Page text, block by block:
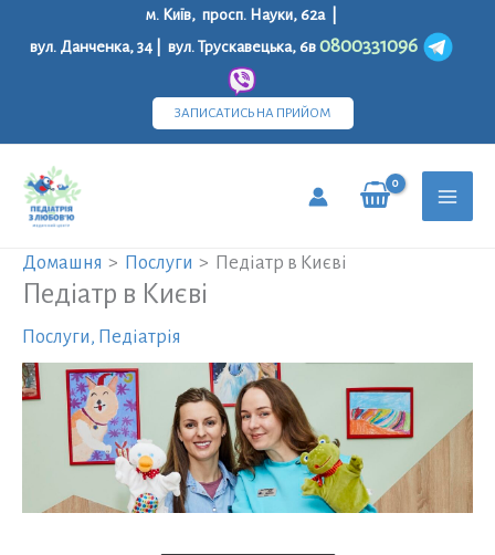
м. Київ, просп. Науки, 62а |
вул. Данченка, 34 | вул. Трускавецька, 6в 0800331096
ЗАПИСАТИСЬ НА ПРИЙОМ
Домашня Послуги Педіатр в Києві
Педіатр в Києві
Послуги, Педіатрія